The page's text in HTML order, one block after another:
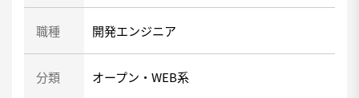
職種 開発エンジニア
分類 オープン・WEB系